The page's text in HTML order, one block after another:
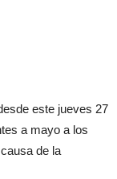
este jueves 27
a mayo a los
de la